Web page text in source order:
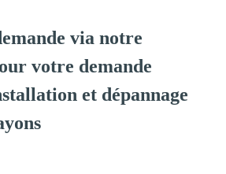
via notre
votre demande
et dépannage